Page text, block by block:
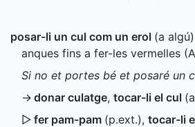
posar-li un cul com un erol (a algú)
anques fins a fer-les vermelles (
Si no et portes bé et posaré un
→ donar culatge, tocar-li el cul
▷ fer pam-pam (p.ext.), tocar-li